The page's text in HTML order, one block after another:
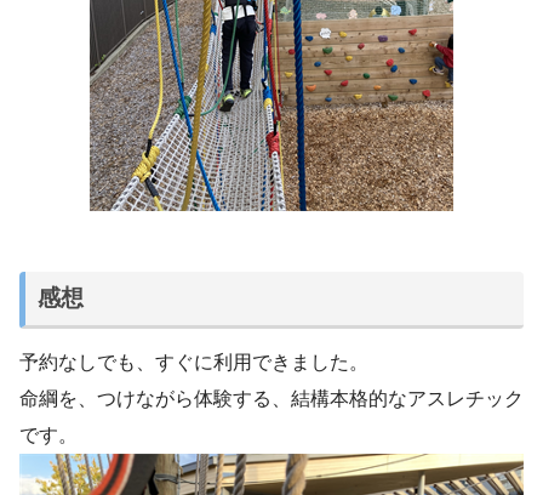
感想
予約なしでも、すぐに利用できました。
命綱を、つけながら体験する、結構本格的なアスレチック
です。